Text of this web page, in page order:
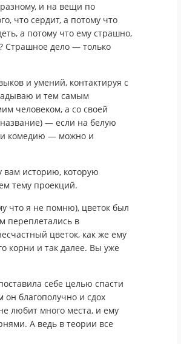
и на вещи по
что сердит, а потому что
а потому что ему страшно,
Страшное дело — только
и умений, контактируя с
и тем самым
человеком, а со своей
— если на белую
комедию — можно и
вам историю, которую
тему проекций.
что я не помню), цветок был
переплетались в
цветок, как же ему
корни и так далее. Вы уже
себе целью спасти
он благополучно и сдох
любит много места, и ему
А ведь в теории все